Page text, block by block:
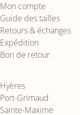
Mon compte
Guide des tailles
Retours & échanges
Expédition
Bon de retour
Hyères
Port-Grimaud
Sainte-Maxime